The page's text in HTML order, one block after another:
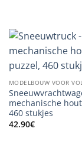
MODELBOUW VOOR
mechanische
460 stukjes
42.90€